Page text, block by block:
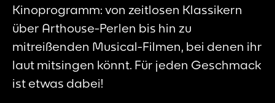
Kinoprogramm: von zeitlosen Klassikern
über Arthouse-Perlen bis hin zu
mitreißenden Musical-Filmen, bei denen ihr
laut mitsingen könnt. Für jeden Geschmack
ist etwas dabei!